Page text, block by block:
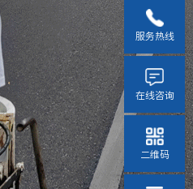
服务热线
在线咨询
二维码